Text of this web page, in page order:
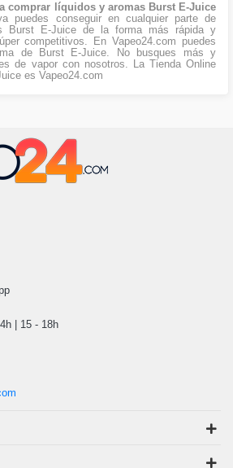
comprar líquidos y aromas Burst E-Juice
puedes conseguir en cualquier parte de
Burst E-Juice de la forma más rápida y
competitivos. En Vapeo24.com puedes
de Burst E-Juice. No busques más y
de vapor con nosotros. La Tienda Online
es Vapeo24.com
| 15 - 18h